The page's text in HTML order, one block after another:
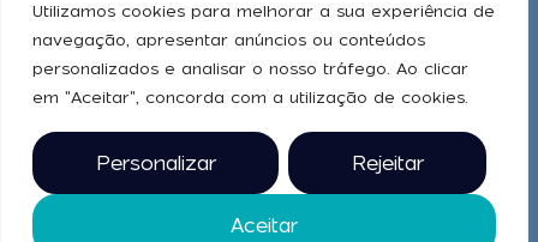
Utilizamos cookies para melhorar a sua experiência de
navegação, apresentar anúncios ou conteúdos
personalizados e analisar o nosso tráfego. Ao clicar
em "Aceitar", concorda com a utilização de cookies.
Personalizar Rejeitar
Aceitar
2025 © todos
os direitos
reservados